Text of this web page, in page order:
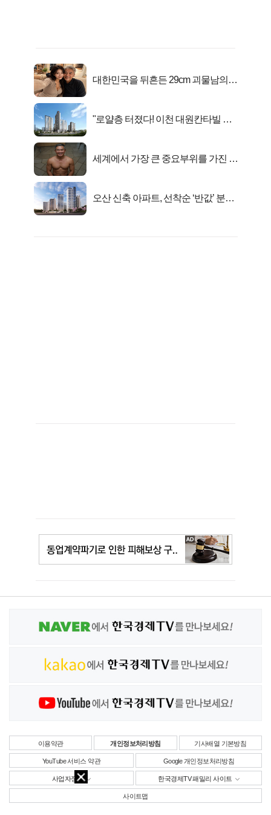
대한민국을 뒤흔든 29cm 괴물남의
"로얄층 터졌다! 이천 대원칸타빌 잔
세계에서 가장 큰 중요부위를 가진 남
오산 신축 아파트, 선착순 ‘반값’ 분양
이용약관 개인정보처리방침 기사배열 기본방침
YouTube 서비스 약관 Google 개인정보처리방침
사업자정보 한국경제TV 패밀리 사이트
사이트맵